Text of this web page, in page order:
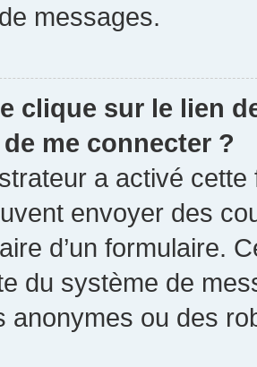
messages.
clique sur le lien
me connecter ?
a activé
envoyer des
d’un formulaire.
du système de
anonymes ou des